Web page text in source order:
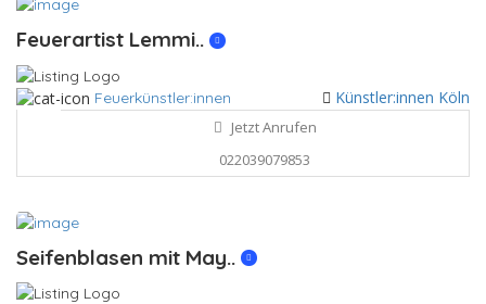
Feuerartist Lemmi..
Feuerkünstler:innen Künstler:innen Köln
Jetzt Anrufen
022039079853
Seifenblasen mit May..